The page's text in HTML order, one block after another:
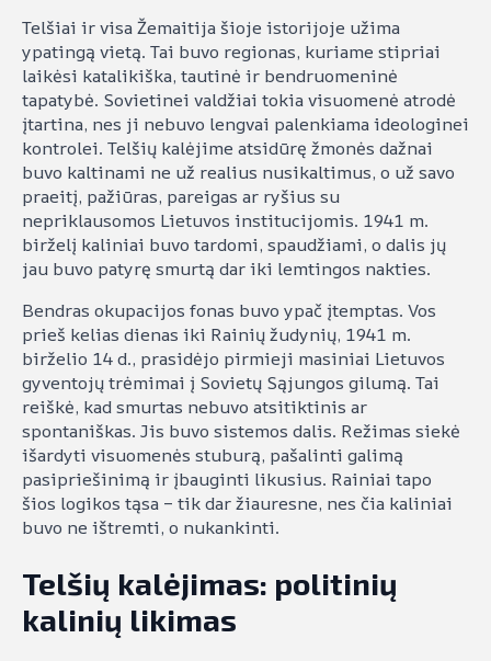
Telšiai ir visa Žemaitija šioje istorijoje užima
ypatingą vietą. Tai buvo regionas, kuriame stipriai
laikėsi katalikiška, tautinė ir bendruomeninė
tapatybė. Sovietinei valdžiai tokia visuomenė atrodė
įtartina, nes ji nebuvo lengvai palenkiama ideologinei
kontrolei. Telšių kalėjime atsidūrę žmonės dažnai
buvo kaltinami ne už realius nusikaltimus, o už savo
praeitį, pažiūras, pareigas ar ryšius su
nepriklausomos Lietuvos institucijomis. 1941 m.
birželį kaliniai buvo tardomi, spaudžiami, o dalis jų
jau buvo patyrę smurtą dar iki lemtingos nakties.
Bendras okupacijos fonas buvo ypač įtemptas. Vos
prieš kelias dienas iki Rainių žudynių, 1941 m.
birželio 14 d., prasidėjo pirmieji masiniai Lietuvos
gyventojų trėmimai į Sovietų Sąjungos gilumą. Tai
reiškė, kad smurtas nebuvo atsitiktinis ar
spontaniškas. Jis buvo sistemos dalis. Režimas siekė
išardyti visuomenės stuburą, pašalinti galimą
pasipriešinimą ir įbauginti likusius. Rainiai tapo
šios logikos tąsa – tik dar žiauresne, nes čia kaliniai
buvo ne ištremti, o nukankinti.
Telšių kalėjimas: politinių
kalinių likimas